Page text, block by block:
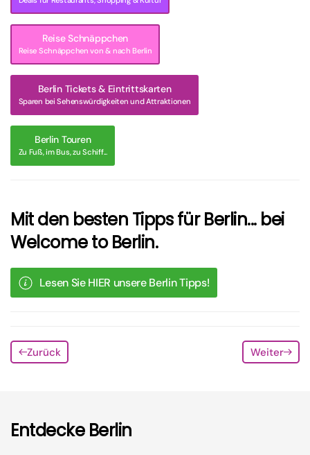
Reise Schnäppchen
Reise Schnäppchen von & nach Berlin
Berlin Tickets & Eintrittskarten
Sparen bei Sehenswürdigkeiten und Attraktionen
Berlin Touren
Zu Fuß, im Bus, zu Schiff...
Mit den besten Tipps für Berlin... bei
Welcome to Berlin.
Lesen Sie HIER unsere Berlin Tipps!
Zurück Weiter
Entdecke Berlin